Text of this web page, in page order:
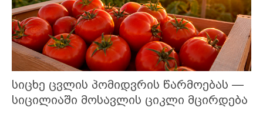
სიცხე ცვლის პომიდვრის წარმოებას —
სიცილიაში მოსავლის ციკლი მცირდება